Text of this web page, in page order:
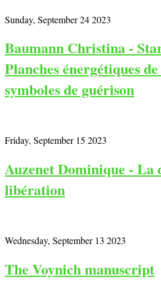
Sunday, September 24 2023
Baumann Christina -
Planches énergétiques
symboles de guérison
Friday, September 15 2023
Auzenet Dominique - La
libération
Wednesday, September 13 2023
The Voynich manuscript